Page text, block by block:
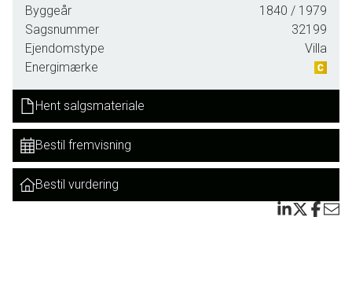
Ejendommen rummer et stort stuehus og en velanlagt have
med egen lille sø. Fra den dobbelte garage med kvalitets-
elporte fra Novoferm er der direkte adgang til stuehuset.
Ejendommen har et boligareal på 290 m² og tilhørende et
stort værksted med port. Derudover er der et rummeligt
maskinhus med mange anvendelsesmuligheder – ideelt til
hobbyaktiviteter eller dyrehold.
Der har tidligere været drevet kombineret bolig og erhverv
fra ejendommen, hvilket naturligvis fortsat er en mulighed.
Der er også gode betingelser for fx to familier, der ønsker
Byggeår
1840 / 1979
Sagsnummer
32199
Ejendomstype
Villa
Energimærke
Hent salgsmateriale
Bestil fremvisning
Bestil vurdering